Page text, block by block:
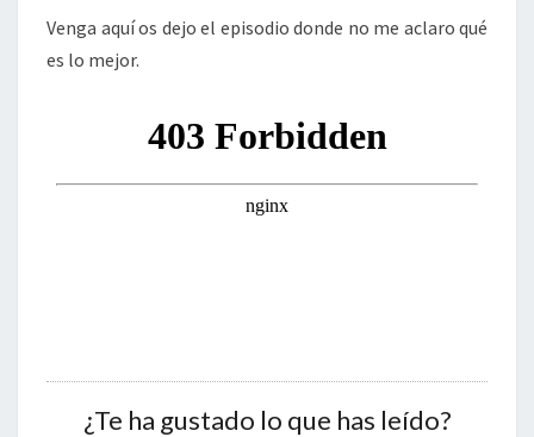
Venga aquí os dejo el episodio donde no me aclaro qué
es lo mejor.
¿Te ha gustado lo que has leído?